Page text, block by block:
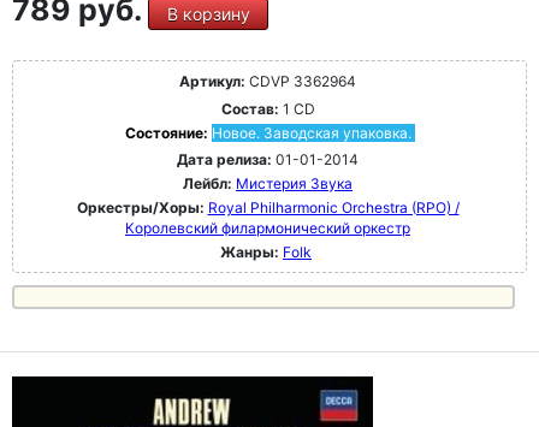
789 руб. В корзину
Артикул: CDVP 3362964
Состав: 1 CD
Состояние: Новое. Заводская упаковка.
Дата релиза: 01-01-2014
Лейбл: Мистерия Звука
Оркестры/Хоры: Royal Philharmonic Orchestra (RPO) /
Королевский филармонический оркестр
Жанры: Folk